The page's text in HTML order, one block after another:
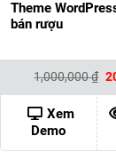
Theme
bán rượu
1,000,000₫
Xem
Demo